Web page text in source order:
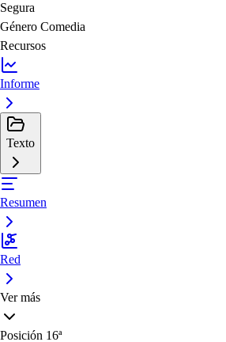
Segura
Género Comedia
Recursos
Informe
Texto
Resumen
Red
Ver más
Posición 16ª